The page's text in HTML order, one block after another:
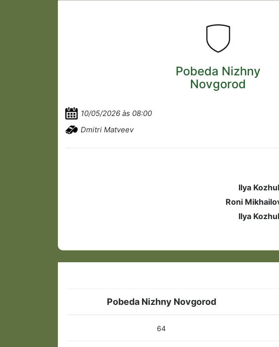
Pobeda Nizhny
Novgorod
10/05/2026 às 08:00
Dmitri Matveev
Ilya
Roni
Ilya
Pobeda Nizhny Novgorod
64